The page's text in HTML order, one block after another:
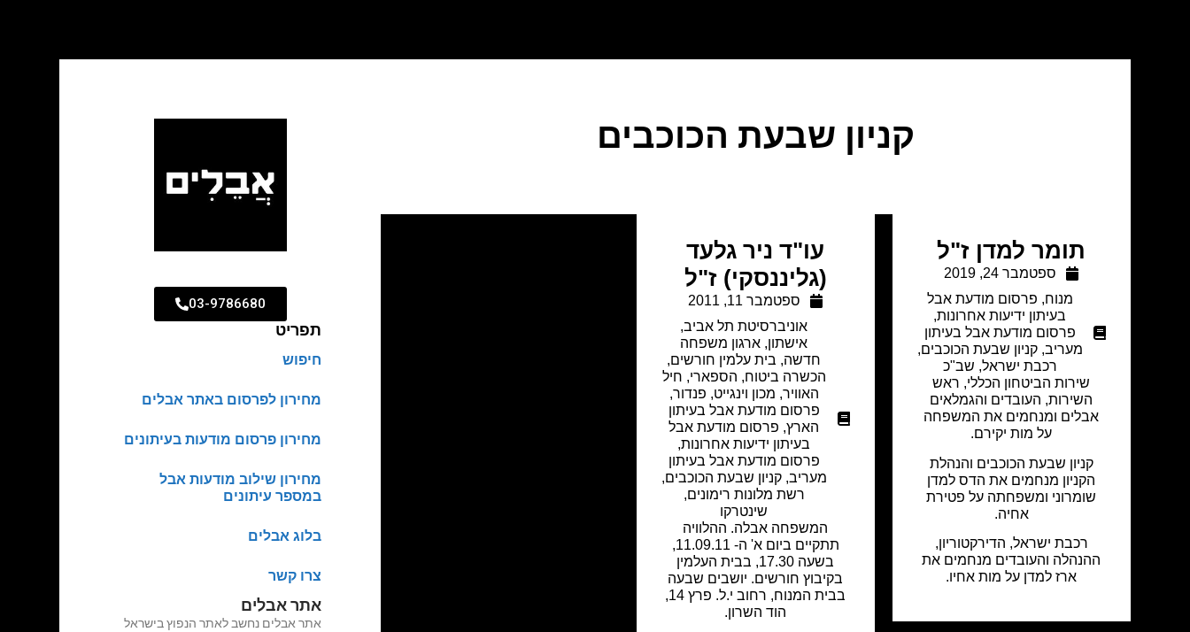
קניון שבעת הכוכבים
תומר למדן ז"ל
ספטמבר 24, 2019
מנוח, פרסום מודעת אבל
בעיתון ידיעות אחרונות,
פרסום מודעת אבל בעיתון
מעריב,קניון שבעת הכוכבים,
רכבת ישראל, שב"כ
שירות הביטחון הכללי, ראש
השירות, העובדים והגמלאים
אבלים ומנחמים את המשפחה
על מות יקירם.
קניון שבעת הכוכבים והנהלת
הקניון מנחמים את הדס למדן
שומרוני ומשפחתה על פטירת
אחיה.
רכבת ישראל, הדירקטוריון,
ההנהלה והעובדים מנחמים את
ארז למדן על מות אחיו.
עו"ד ניר גלעד
(גליננסקי) ז"ל
ספטמבר 11, 2011
אוניברסיטת תל אביב,
אישתון, ארגון משפחה
חדשה, בית עלמין חורשים,
הכשרה ביטוח, הספארי, חיל
האוויר, מכון וינגייט, פנדור,
פרסום מודעת אבל בעיתון
הארץ, פרסום מודעת אבל
בעיתון ידיעות אחרונות,
פרסום מודעת אבל בעיתון
מעריב,קניון שבעת הכוכבים,
רשת מלונות רימונים,
שינטרקו
המשפחה אבלה. ההלוויה
תתקיים ביום א' ה- 11.09.11,
בשעה 17.30, בבית העלמין
בקיבוץ חורשים. יושבים שבעה
בבית המנוח, רחוב י.ל. פרץ 14,
הוד השרון.
03-9786680
תפריט
חיפוש
מחירון לפרסום באתר אבלים
מחירון פרסום מודעות בעיתונים
מחירון שילוב מודעות אבל
במספר עיתונים
בלוג אבלים
צרו קשר
אתר אבלים
אתר אבלים נחשב לאתר הנפוץ בישראל